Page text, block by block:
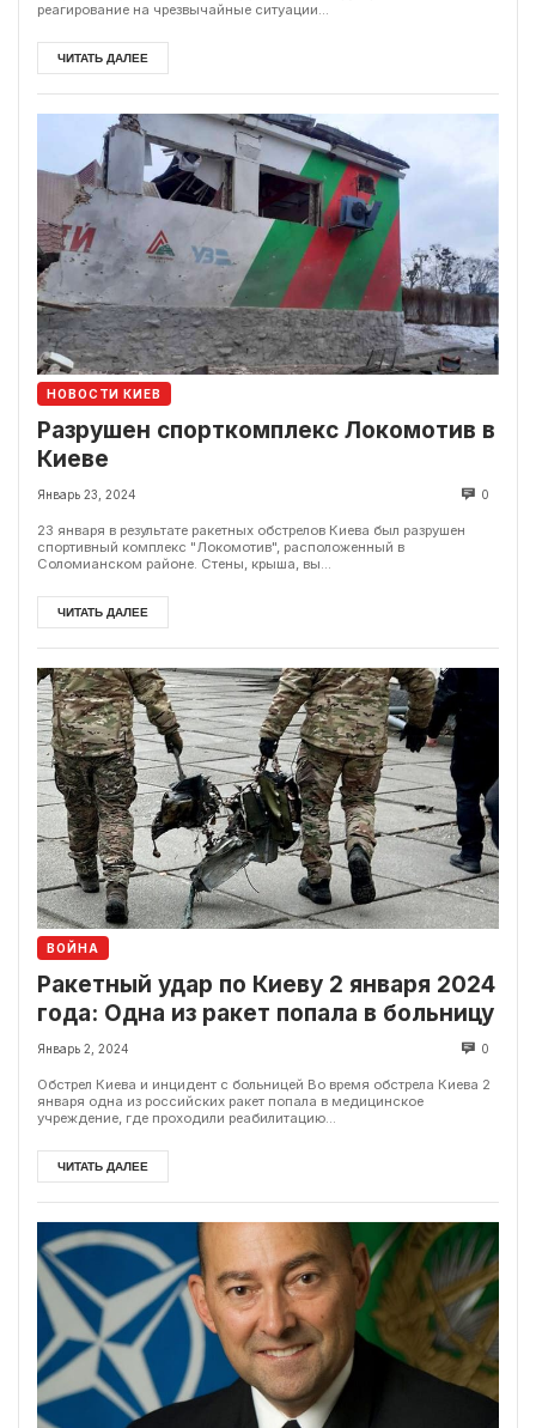
реагирование на чрезвычайные ситуации...
ЧИТАТЬ ДАЛЕЕ
НОВОСТИ КИЕВ
Разрушен спорткомплекс Локомотив в
Киеве
Январь 23, 2024 0
23 января в результате ракетных обстрелов Киева был разрушен
спортивный комплекс "Локомотив", расположенный в
Соломианском районе. Стены, крыша, вы...
ЧИТАТЬ ДАЛЕЕ
ВОЙНА
Ракетный удар по Киеву 2 января 2024
года: Одна из ракет попала в больницу
Январь 2, 2024 0
Обстрел Киева и инцидент с больницей Во время обстрела Киева 2
января одна из российских ракет попала в медицинское
учреждение, где проходили реабилитацию...
ЧИТАТЬ ДАЛЕЕ